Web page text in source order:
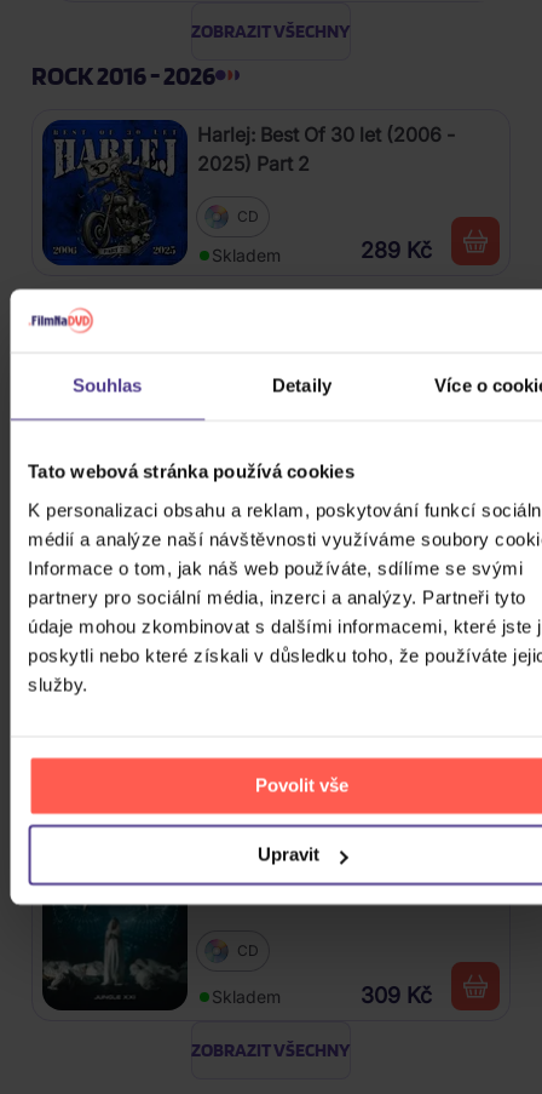
Souhlas Detaily Více o
Tato webová stránka používá cookies
K personalizaci obsahu a reklam, poskytování funkcí
médií a analýze naší návštěvnosti využíváme soubory
Informace o tom, jak náš web používáte, sdílíme se svými
partnery pro sociální média, inzerci a analýzy. Partneři tyto
údaje mohou zkombinovat s dalšími informacemi, které jste
poskytli nebo které získali v důsledku toho, že používáte
služby.
Povolit vše
Upravit
ZOBRAZIT VŠECHNY
ROCK 2016 - 2026
Harlej: Best Of 30 let (2006 -
2025) Part 2
CD
Skladem 289 Kč
Mišík Vladimír: Vteřiny, měsíce a
roky
CD
Skladem 385 Kč
Vinyl
Skladem 589 Kč
Traktor: Jungle XXI
CD
Skladem 309 Kč
ZOBRAZIT VŠECHNY